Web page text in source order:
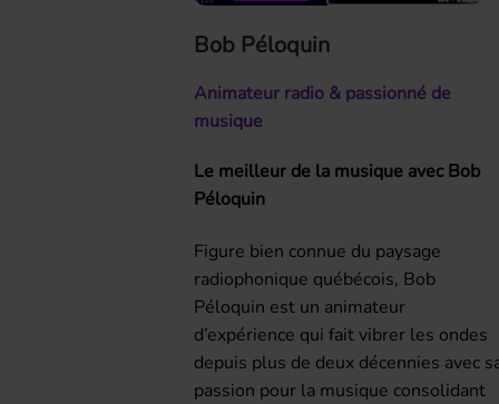
Bob Péloquin
Animateur radio & passionné de
musique
Le meilleur de la musique avec Bob
Péloquin
Figure bien connue du paysage
radiophonique québécois, Bob
Péloquin est un animateur
d’expérience qui fait vibrer les ondes
depuis plus de deux décennies avec
passion pour la musique consolidant